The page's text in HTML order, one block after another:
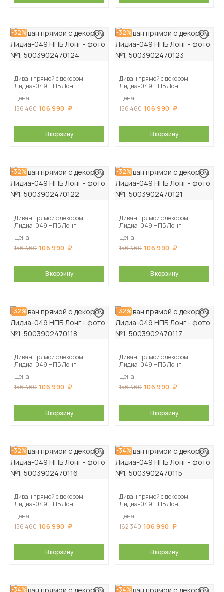
-32%
Диван прямой с декором
Лидиа-049 НПБ Лонг
Цена
156 460 106 990
В корзину
-32%
Диван прямой с декором
Лидиа-049 НПБ Лонг
Цена
156 460 106 990
В корзину
-32%
Диван прямой с декором
Лидиа-049 НПБ Лонг
Цена
156 460 106 990
В корзину
-32%
Диван прямой с декором
Лидиа-049 НПБ Лонг
Цена
156 460 106 990
В корзину
-32%
Диван прямой с декором
Лидиа-049 НПБ Лонг
Цена
156 460 106 990
В корзину
-32%
Диван прямой с декором
Лидиа-049 НПБ Лонг
Цена
156 460 106 990
В корзину
-32%
Диван прямой с декором
Лидиа-049 НПБ Лонг
Цена
156 460 106 990
В корзину
-34%
Диван прямой с декором
Лидиа-049 НПБ Лонг
Цена
162 340 106 990
В корзину
-34% -34%